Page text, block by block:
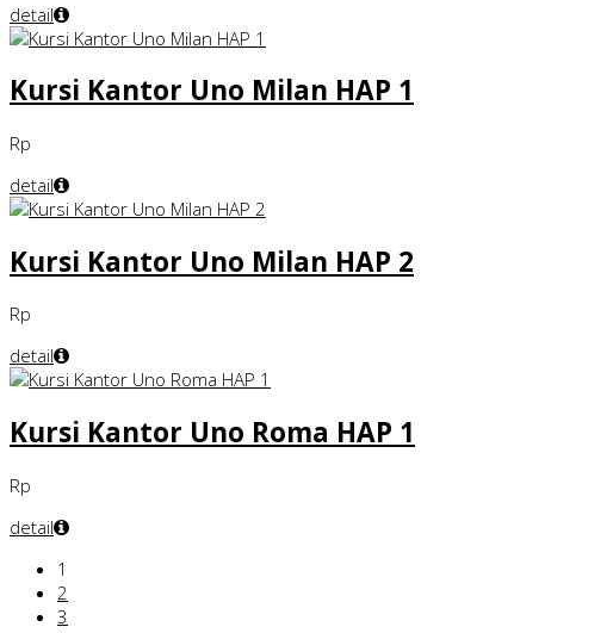
detail
Kursi Kantor Uno Milan HAP 1
Rp
detail
Kursi Kantor Uno Milan HAP 2
Rp
detail
Kursi Kantor Uno Roma HAP 1
Rp
detail
1
2
3